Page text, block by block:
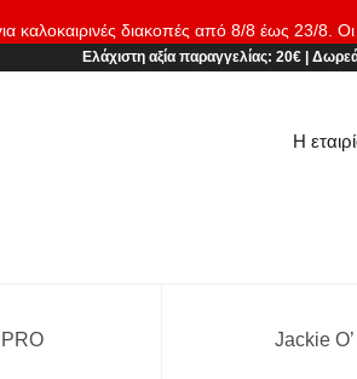
καλοκαιρινές διακοπές από 8/8 έως 23/8.
Ελάχιστη αξία παραγγελίας: 20€|
Η
Jackie